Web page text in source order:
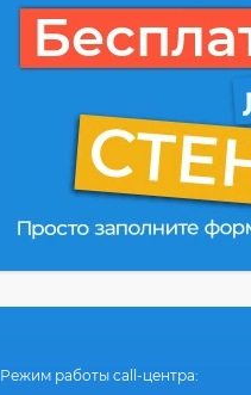
Режим работы call-центра: